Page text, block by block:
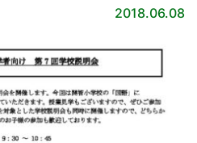
2018.06.08